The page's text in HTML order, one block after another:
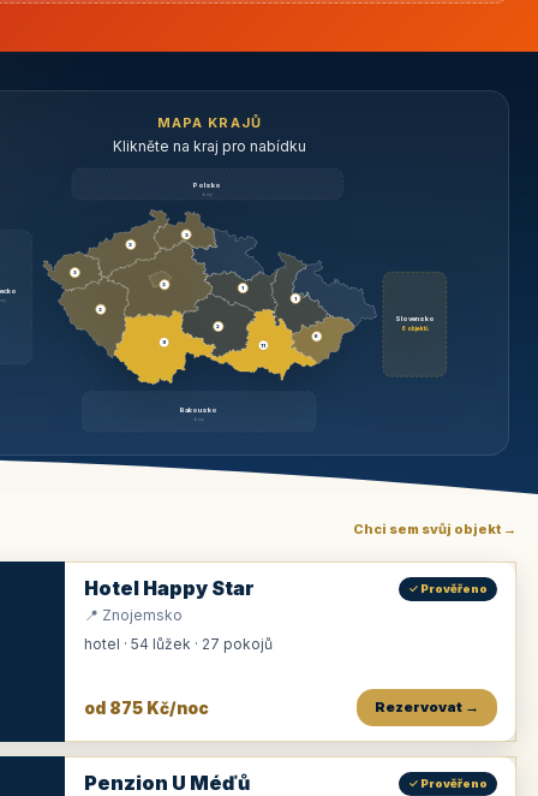
MAPA KRAJŮ
Klikněte na kraj pro nabídku
Polsko
brzy
Slovensko
6 objektů
Rakousko
brzy
3
9
3
3
3
3
1
2
11
1
6
Chci sem svůj objekt →
Hotel Happy Star ✓ Prověřeno
📍 Znojemsko
hotel · 54 lůžek · 27 pokojů
od 875 Kč/noc Rezervovat →
Penzion U Méďů ✓ Prověřeno